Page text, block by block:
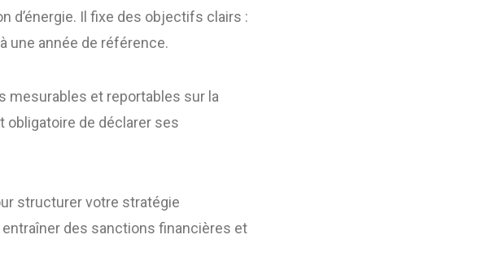
d’énergie. Il fixe des objectifs clairs :
une année de référence.
mesurables et reportables sur la
obligatoire de déclarer ses
structurer votre stratégie
des sanctions financières et